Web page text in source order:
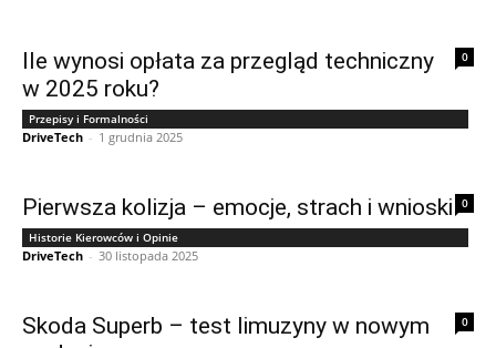
0
Ile wynosi opłata za przegląd techniczny
w 2025 roku?
Przepisy i Formalności
DriveTech - 1 grudnia 2025
0
Pierwsza kolizja – emocje, strach i wnioski
Historie Kierowców i Opinie
DriveTech - 30 listopada 2025
0
Skoda Superb – test limuzyny w nowym